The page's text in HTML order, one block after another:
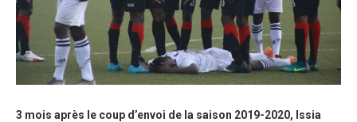
3 mois après le coup d’envoi de la saison 2019-2020, Issia